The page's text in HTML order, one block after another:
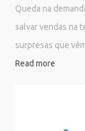
Queda na
salvar vendas na
surpresas que
Read more